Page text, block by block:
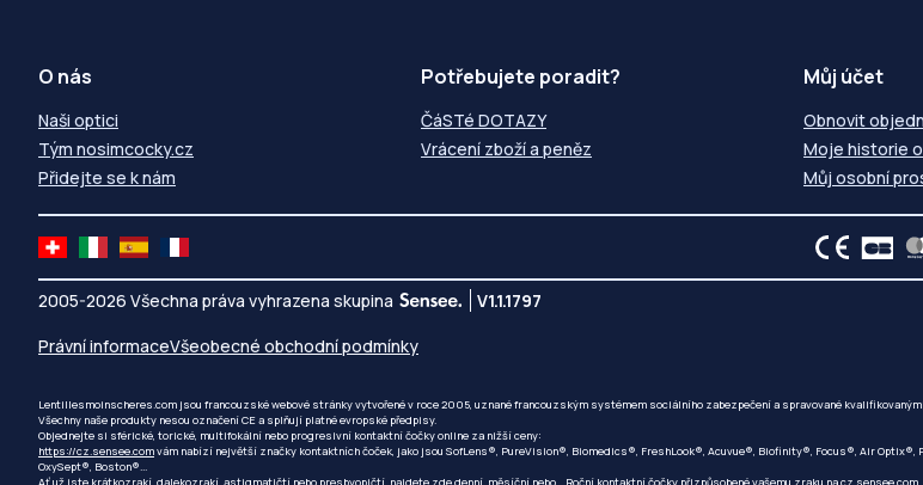
O nás
Naši optici
Tým nosimcocky.cz
Přidejte se k nám
Potřebujete poradit?
ČáSTé DOTAZY
Vrácení zboží a peněz
Můj účet
Obnovit
Moje historie
Můj osobní
2005-2026 Všechna práva vyhrazena skupina V1.1.1797
Právní informaceVšeobecné obchodní podmínky
Lentillesmoinscheres.com jsou francouzské webové stránky vytvořené v roce 2005, uznané francouzským systémem sociálního zabezpečení a spravované
Všechny naše produkty nesou označení CE a splňují platné evropské předpisy.
Objednejte si sférické, torické, multifokální nebo progresivní kontaktní čočky online za nižší ceny:
https://cz.sensee.comvám nabízí největší značky kontaktních čoček, jako jsou SofLens®, PureVision®, Biomedics®, FreshLook®, Acuvue®, Biofinity®, Focus®, Air Optix®,
OxySept®, Boston®...